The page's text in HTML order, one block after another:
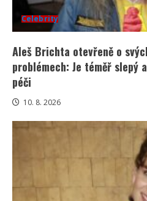
Celebrity
Aleš Brichta otevřeně o
problémech: Je téměř slepý
péči
10. 8. 2026